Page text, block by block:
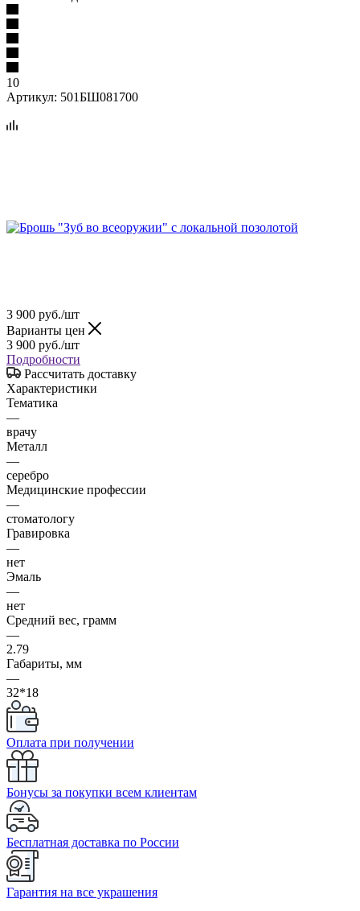
10
Артикул: 501БШ081700
3 900 руб./шт
Варианты цен
3 900 руб./шт
Подробности
Рассчитать доставку
Характеристики
Тематика
—
врачу
Металл
—
серебро
Медицинские профессии
—
стоматологу
Гравировка
—
нет
Эмаль
—
нет
Средний вес, грамм
—
2.79
Габариты, мм
—
32*18
Оплата при получении
Бонусы за покупки всем клиентам
Бесплатная доставка по России
Гарантия на все украшения